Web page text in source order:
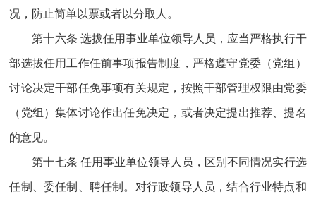
况，防止简单以票或者以分取人。
第十六条 选拔任用事业单位领导人员，应当严格执行干
部选拔任用工作任前事项报告制度，严格遵守党委（党组）
讨论决定干部任免事项有关规定，按照干部管理权限由党委
（党组）集体讨论作出任免决定，或者决定提出推荐、提名
的意见。
第十七条 任用事业单位领导人员，区别不同情况实行选
任制、委任制、聘任制。对行政领导人员，结合行业特点和